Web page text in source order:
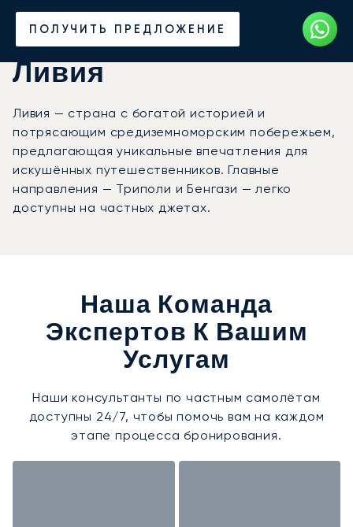
ПОЛУЧИТЬ ПРЕДЛОЖЕНИЕ
Закажите аренду
частного джета в
Ливия
Ливия — страна с богатой историей и
потрясающим средиземноморским побережьем,
предлагающая уникальные впечатления для
искушённых путешественников. Главные
направления — Триполи и Бенгази — легко
доступны на частных джетах.
Наша Команда
Экспертов К Вашим
Услугам
Наши консультанты по частным самолётам
доступны 24/7, чтобы помочь вам на каждом
этапе процесса бронирования.